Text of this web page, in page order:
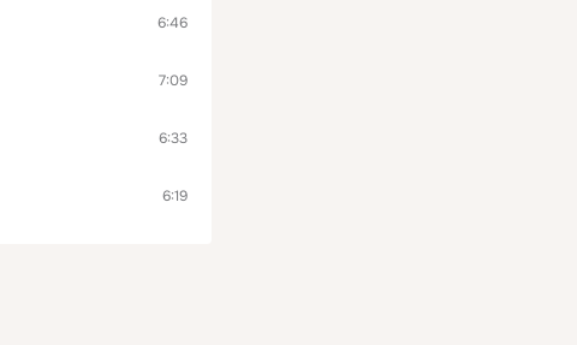
6:46
7:09
6:33
6:19